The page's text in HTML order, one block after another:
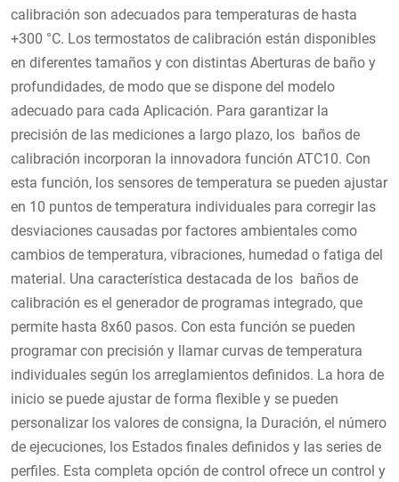
calibración son adecuados para temperaturas de hasta
+300 °C. Los termostatos de calibración están disponibles
en diferentes tamaños y con distintas Aberturas de baño y
profundidades, de modo que se dispone del modelo
adecuado para cada Aplicación. Para garantizar la
precisión de las mediciones a largo plazo, los baños de
calibración incorporan la innovadora función ATC10. Con
esta función, los sensores de temperatura se pueden ajustar
en 10 puntos de temperatura individuales para corregir las
desviaciones causadas por factores ambientales como
cambios de temperatura, vibraciones, humedad o fatiga del
material. Una característica destacada de los baños de
calibración es el generador de programas integrado, que
permite hasta 8x60 pasos. Con esta función se pueden
programar con precisión y llamar curvas de temperatura
individuales según los arreglamientos definidos. La hora de
inicio se puede ajustar de forma flexible y se pueden
personalizar los valores de consigna, la Duración, el número
de ejecuciones, los Estados finales definidos y las series de
perfiles. Esta completa opción de control ofrece un control y